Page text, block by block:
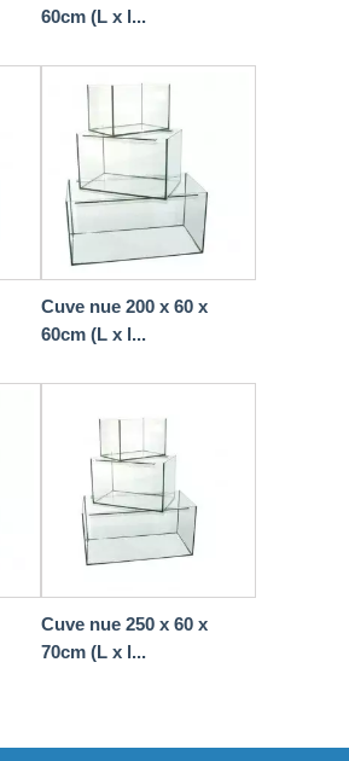
60cm (L x l...
Cuve nue 200 x 60 x
60cm (L x l...
Cuve nue 250 x 60 x
70cm (L x l...